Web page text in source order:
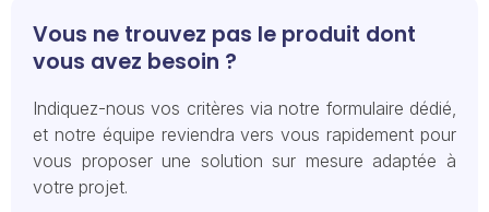
Vous ne trouvez pas le produit dont
vous avez besoin ?
Indiquez-nous vos critères via notre formulaire dédié,
et notre équipe reviendra vers vous rapidement pour
vous proposer une solution sur mesure adaptée à
votre projet.